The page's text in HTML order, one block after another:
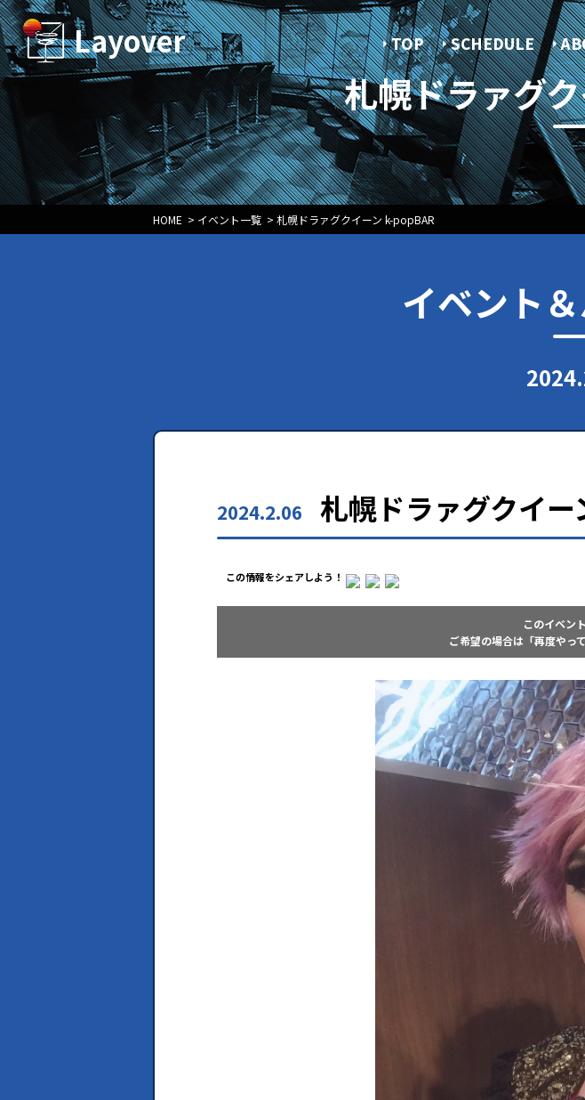
Layover
札幌ドラァグ
TOP SCHEDULE
HOME > イベント一覧 > 札幌ドラァグクイーン k-popBAR
イベント
2024.2.06 札幌ドラァグクイ
この情報をシェアしよう！
このイベン
ご希望の場合は「再度やっ